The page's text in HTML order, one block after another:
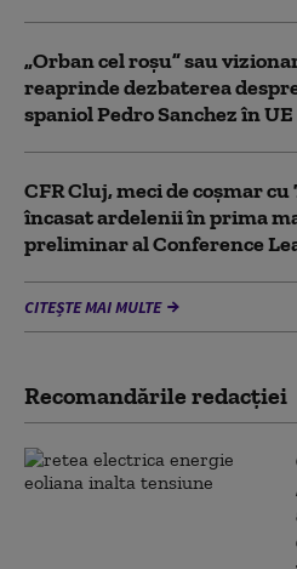
„Orban cel roșu” sau
reaprinde dezbaterea
spaniol Pedro Sanchez în UE
CFR Cluj, meci de coșmar
încasat ardelenii în prima
preliminar al Conference
CITEȘTE MAI MULTE
Recomandările redacţiei